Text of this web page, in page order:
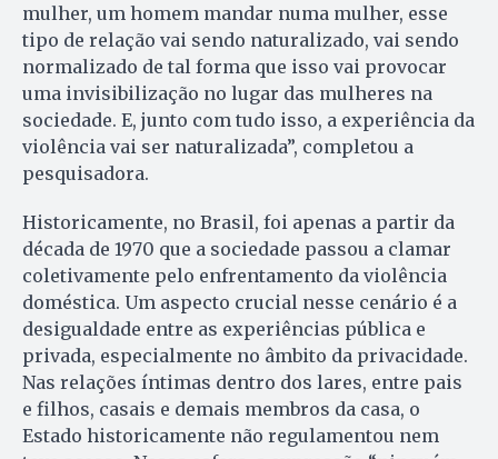
mulher, um homem mandar numa mulher, esse
tipo de relação vai sendo naturalizado, vai sendo
normalizado de tal forma que isso vai provocar
uma invisibilização no lugar das mulheres na
sociedade. E, junto com tudo isso, a experiência da
violência vai ser naturalizada”, completou a
pesquisadora.
Historicamente, no Brasil, foi apenas a partir da
década de 1970 que a sociedade passou a clamar
coletivamente pelo enfrentamento da violência
doméstica. Um aspecto crucial nesse cenário é a
desigualdade entre as experiências pública e
privada, especialmente no âmbito da privacidade.
Nas relações íntimas dentro dos lares, entre pais
e filhos, casais e demais membros da casa, o
Estado historicamente não regulamentou nem